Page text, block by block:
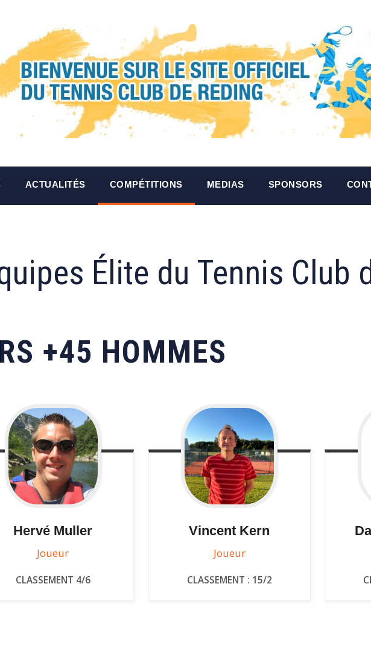
ACTUALITÉS COMPÉTITIONS MEDIAS SPONSORS
Élite du Tennis Club
+45 HOMMES
Hervé Muller
Joueur
CLASSEMENT 4/6
Vincent Kern
Joueur
CLASSEMENT : 15/2